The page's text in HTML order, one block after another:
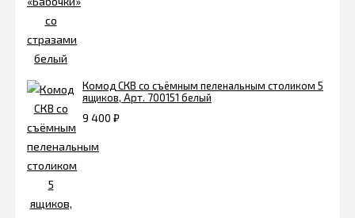
Комод СКВ со съёмным пеленальным столиком 5
ящиков, Арт. 700151 белый
9 400 ₽